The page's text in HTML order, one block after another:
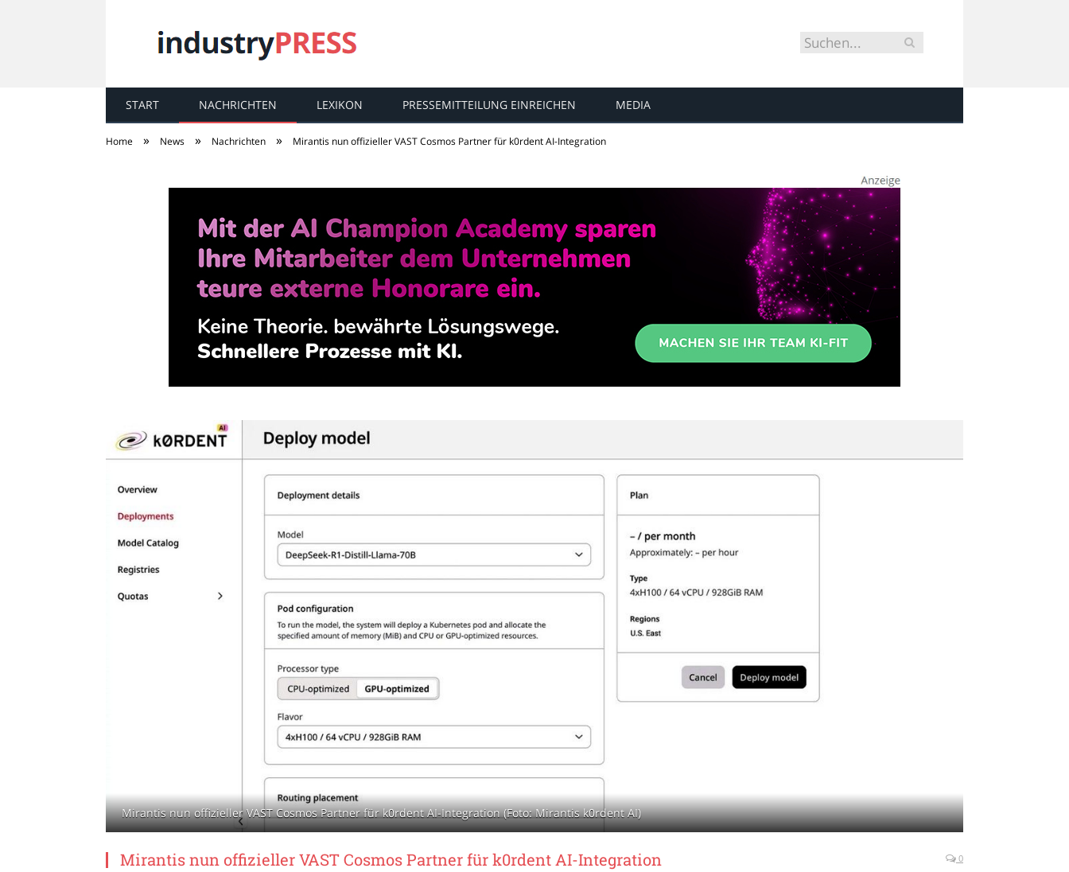
industryPRESS
START NACHRICHTEN LEXIKON PRESSEMITTEILUNG EINREICHEN MEDIA
Home » News » Nachrichten » Mirantis nun offizieller VAST Cosmos Partner für k0rdent AI-Integration
Mirantis nun offizieller VAST Cosmos Partner für k0rdent AI-Integration (Foto: Mirantis k0rdent AI)
Mirantis nun offizieller VAST Cosmos Partner für k0rdent AI-Integration 0